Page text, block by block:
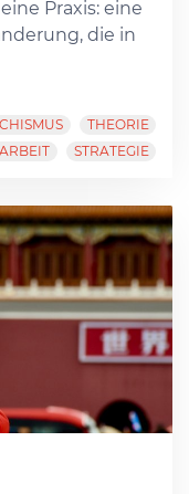
Praxis: eine
die in
THEORIE
STRATEGIE